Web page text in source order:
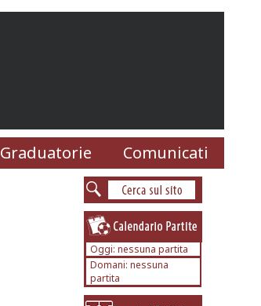
Graduatorie Comunicati
Oggi: nessuna partita
Domani: nessuna
partita